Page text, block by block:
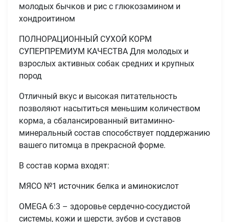
молодых бычков и рис с глюкозамином и
хондроитином
ПОЛНОРАЦИОННЫЙ СУХОЙ КОРМ
СУПЕРПРЕМИУМ КАЧЕСТВА Для молодых и
взрослых активных собак средних и крупных
пород
Отличный вкус и высокая питательность
позволяют насытиться меньшим количеством
корма, а сбалансированный витаминно-
минеральный состав способствует поддержанию
вашего питомца в прекрасной форме.
В состав корма входят:
МЯСО №1 источник белка и аминокислот
OMEGA 6:3 – здоровье сердечно-сосудистой
системы, кожи и шерсти, зубов и суставов